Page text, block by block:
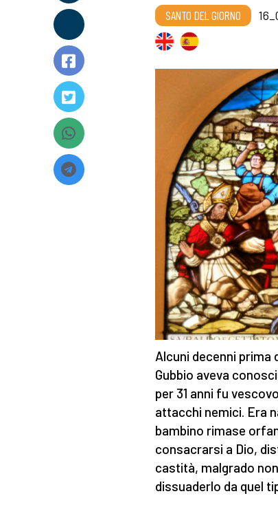
SANTO DEL GIORNO
Alcuni decenni prima
Gubbio aveva
per 31 anni fu
attacchi nemici. Era
bambino rimase
consacrarsi a Dio,
castità, malgrado
dissuaderlo da quel